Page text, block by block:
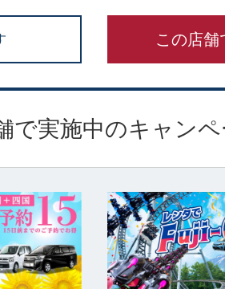
この店舗
で実施中のキャンペ